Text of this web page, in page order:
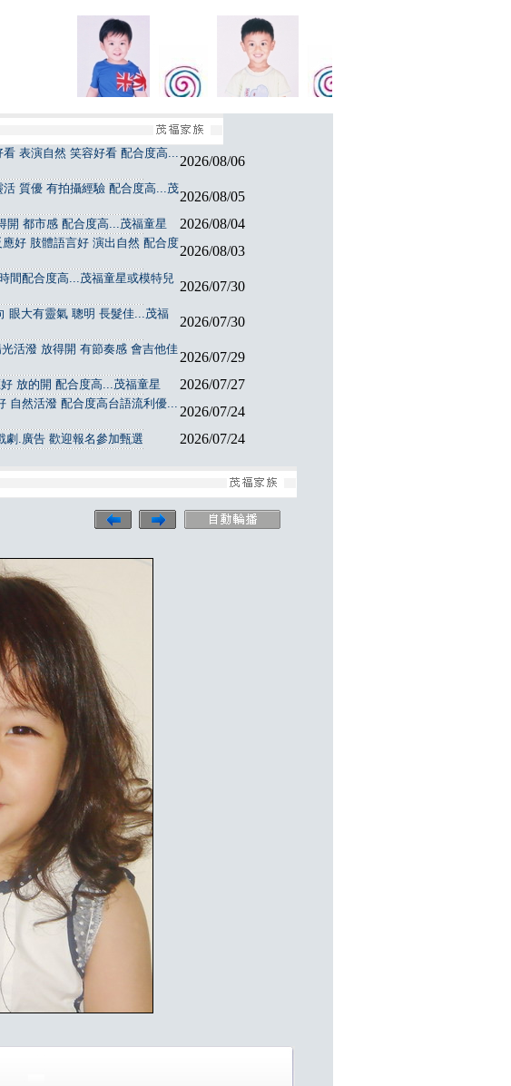
表演自然 笑容好看 配合度高...
2026/08/06
質優 有拍攝經驗 配合度高...茂
2026/08/05
開 都市感 配合度高...茂福童星 2026/08/04
好 肢體語言好 演出自然 配合度
2026/08/03
間配合度高...茂福童星或模特兒
2026/07/30
眼大有靈氣 聰明 長髮佳...茂福
2026/07/30
活潑 放得開 有節奏感 會吉他佳
2026/07/29
放的開 配合度高...茂福童星 2026/07/27
自然活潑 配合度高台語流利優...
2026/07/24
劇.廣告 歡迎報名參加甄選 2026/07/24